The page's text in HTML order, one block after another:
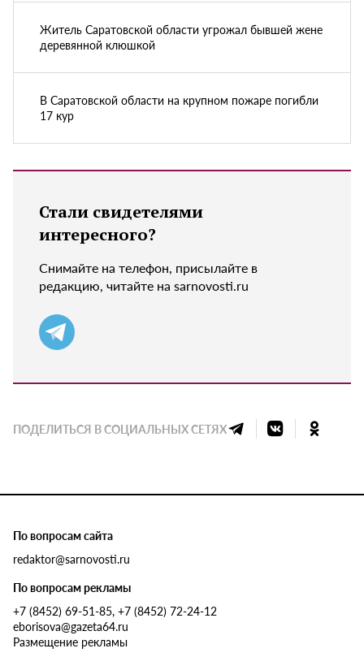
Житель Саратовской области угрожал бывшей жене
деревянной клюшкой
В Саратовской области на крупном пожаре погибли
17 кур
Стали свидетелями
интересного?
Снимайте на телефон, присылайте в
редакцию, читайте на sarnovosti.ru
ПОДЕЛИТЬСЯ В СОЦИАЛЬНЫХ СЕТЯХ
По вопросам сайта
redaktor@sarnovosti.ru
По вопросам рекламы
+7 (8452) 69-51-85, +7 (8452) 72-24-12
eborisova@gazeta64.ru
Размещение рекламы